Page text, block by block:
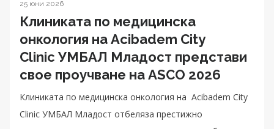
25 юни 2026
Клиниката по медицинска
онкология на Acibadem City
Clinic УМБАЛ Младост представи
свое проучване на ASCO 2026
Клиниката по медицинска онкология на Acibadem City
Clinic УМБАЛ Младост отбеляза престижно